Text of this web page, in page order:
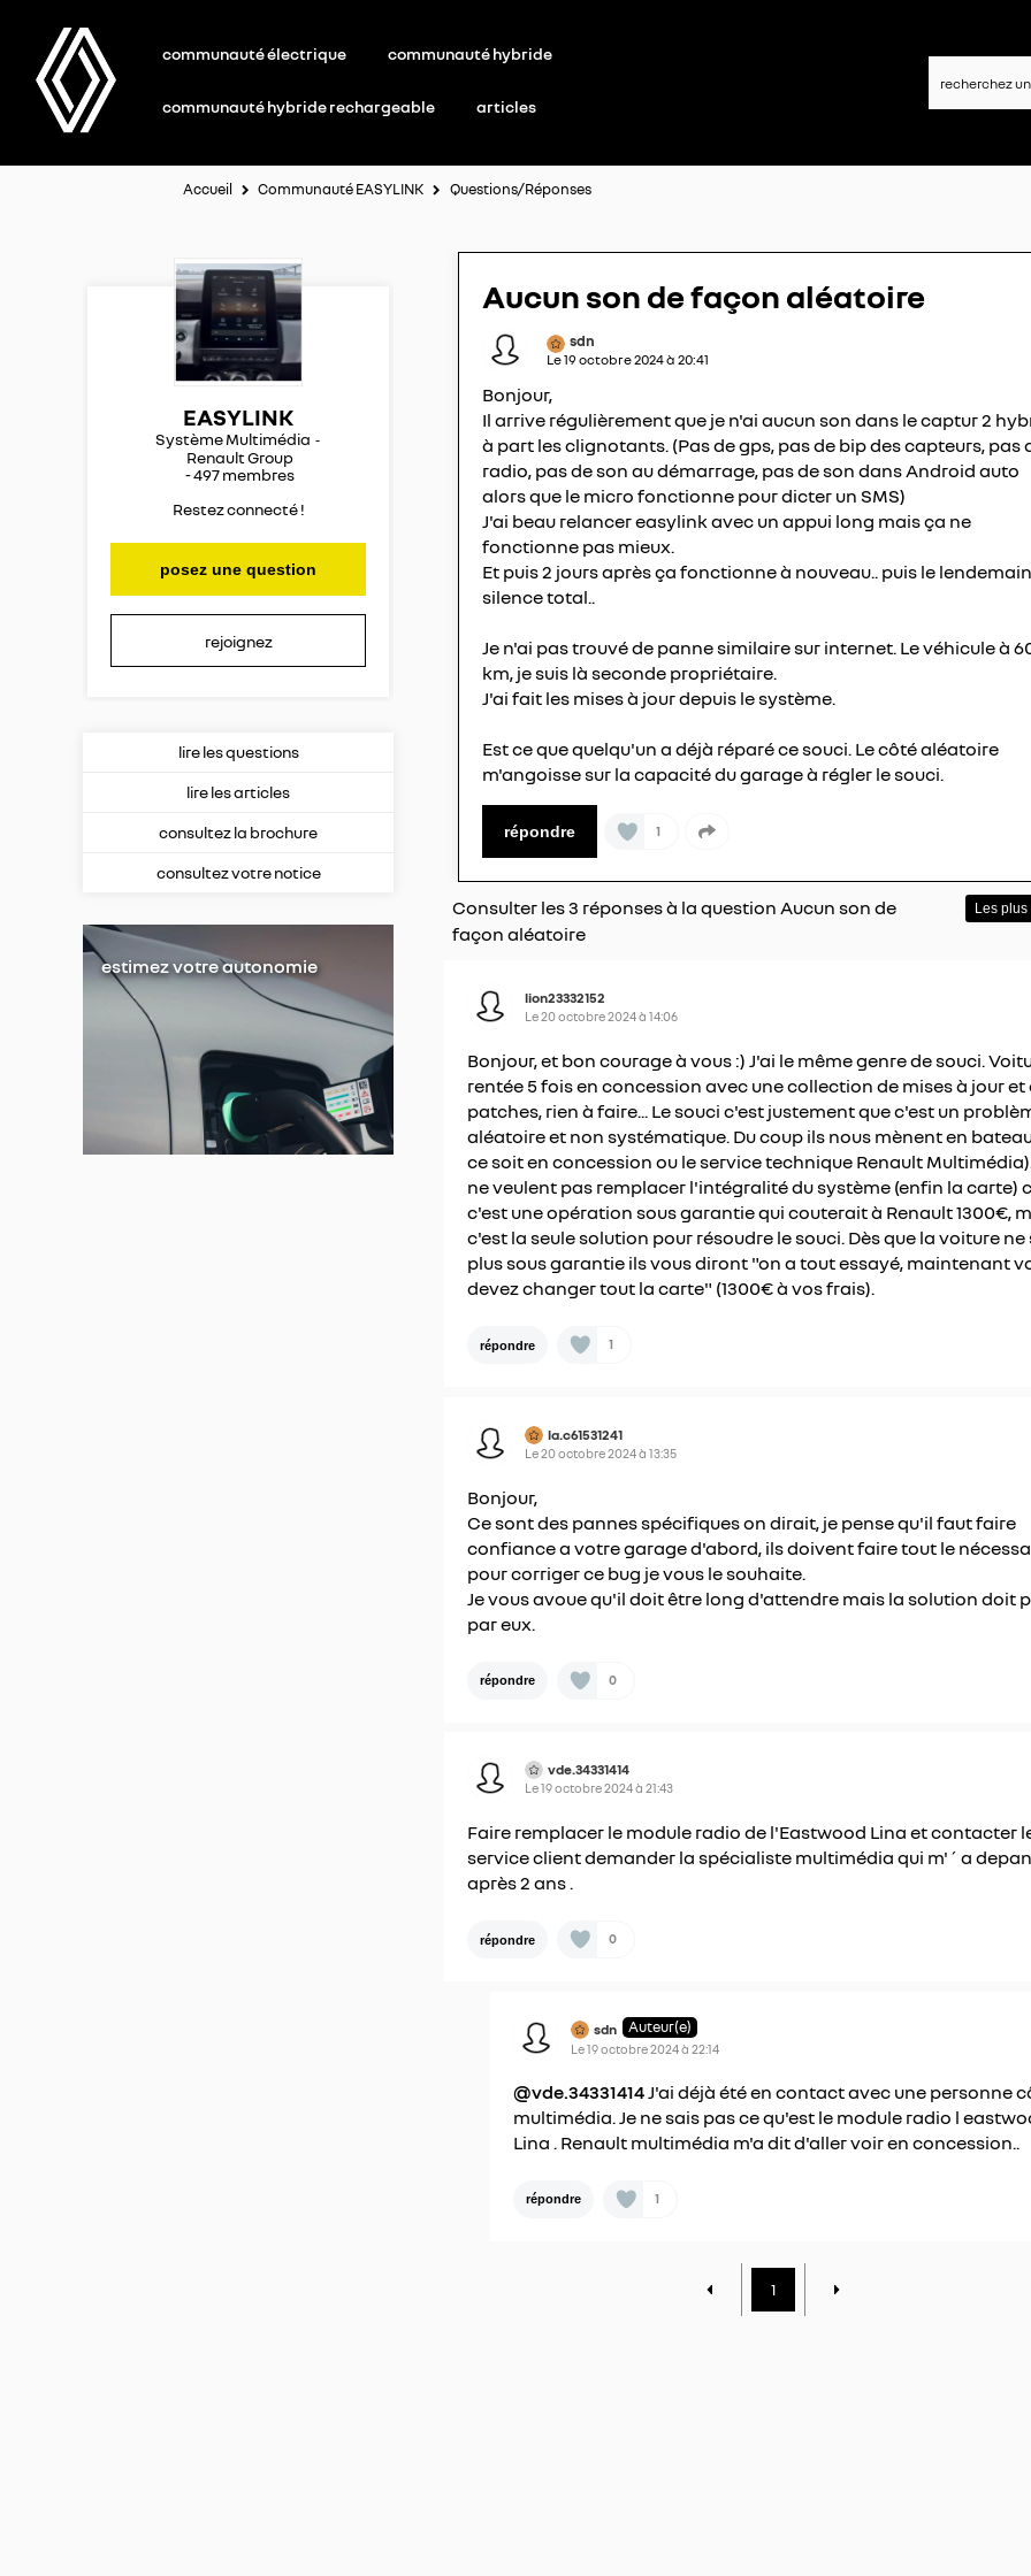
communauté électrique communauté hybride
communauté hybride rechargeable articles
Accueil Communauté EASYLINK Questions/Réponses
EASYLINK
Système Multimédia
Renault Group
-497membres
Restez connecté !
posez une question
rejoignez
lire les questions
lire les articles
consultez la brochure
consultez votre notice
estimez votre autonomie
Aucun son de façon aléatoire
sdn
Le19 octobre 2024à 20:41
Bonjour,
Il arrive régulièrement que je n'ai aucun son dans le captur 2
à part les clignotants. (Pas de gps, pas de bip des capteurs, pas
radio, pas de son au démarrage, pas de son dans Android auto
alors que le micro fonctionne pour dicter un SMS)
J'ai beau relancer easylink avec un appui long mais ça ne
fonctionne pas mieux.
Et puis 2 jours après ça fonctionne à nouveau.. puis le lendemain
silence total..
Je n'ai pas trouvé de panne similaire sur internet. Le véhicule à
km, je suis là seconde propriétaire.
J'ai fait les mises à jour depuis le système.
Est ce que quelqu'un a déjà réparé ce souci. Le côté aléatoire
m'angoisse sur la capacité du garage à régler le souci.
répondre 1
Consulter les 3 réponses à la question Aucun son de
façon aléatoire
lion23332152
Le20 octobre 2024à14:06
Bonjour, et bon courage à vous :) J'ai le même genre de souci.
rentée 5 fois en concession avec une collection de mises à jour et
patches, rien à faire... Le souci c'est justement que c'est un
aléatoire et non systématique. Du coup ils nous mènent en
ce soit en concession ou le service technique Renault
ne veulent pas remplacer l'intégralité du système (enfin la carte)
c'est une opération sous garantie qui couterait à Renault 1300€,
c'est la seule solution pour résoudre le souci. Dès que la voiture ne
plus sous garantie ils vous diront "on a tout essayé, maintenant
devez changer tout la carte" (1300€ à vos frais).
répondre 1
la.c61531241
Le20 octobre 2024à13:35
Bonjour,
Ce sont des pannes spécifiques on dirait, je pense qu'il faut faire
confiance a votre garage d'abord, ils doivent faire tout le
pour corriger ce bug je vous le souhaite.
Je vous avoue qu'il doit être long d'attendre mais la solution doit
par eux.
répondre 0
vde.34331414
Le19 octobre 2024à21:43
Faire remplacer le module radio de l'Eastwood Lina et contacter
service client demander la spécialiste multimédia qui m'´ a
après 2 ans .
répondre 0
sdn Auteur(e)
Le19 octobre 2024à22:14
@vde.34331414J'ai déjà été en contact avec une personne
multimédia. Je ne sais pas ce qu'est le module radio l
Lina . Renault multimédia m'a dit d'aller voir en concession..
répondre 1
1